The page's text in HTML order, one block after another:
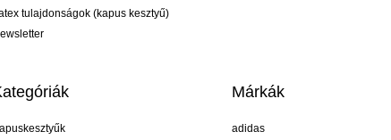
tulajdonságok (kapus kesztyű)
Márkák
adidas